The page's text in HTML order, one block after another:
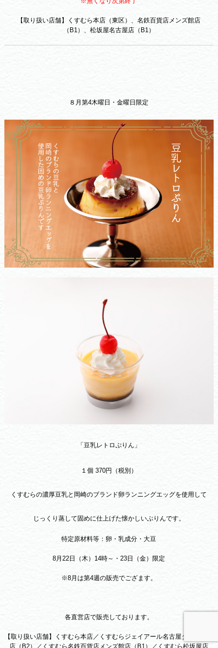
【取り扱い店舗】くすむら本店（東区）、名鉄百貨店メンズ館店
（B1）、松坂屋名古屋店（B1）
８月第4木曜日・金曜日限定
「豆乳レトロぷりん」
１個 370円（税別）
くすむらの濃厚豆乳と岡崎のブランド卵ランニングエッグを使用して
じっくり蒸して固めに仕上げた懐かしいぷりんです。
特定原材料等：卵・乳成分・大豆
8月22日（木）14時～・23日（金）限定
※8月は第4週の販売でござます。
各直営店で販売しております。
【取り扱い店舗】くすむら本店／くすむらジェイアール名古屋タカシマヤ
店（B2）／くすむら名鉄百貨店メンズ館店（B1）／くすむら松坂屋店